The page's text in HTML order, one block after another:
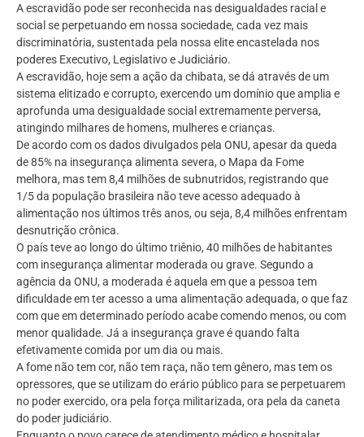
A escravidão pode ser reconhecida nas desigualdades racial e
social se perpetuando em nossa sociedade, cada vez mais
discriminatória, sustentada pela nossa elite encastelada nos
poderes Executivo, Legislativo e Judiciário.
A escravidão, hoje sem a ação da chibata, se dá através de um
sistema elitizado e corrupto, exercendo um domínio que amplia e
aprofunda uma desigualdade social extremamente perversa,
atingindo milhares de homens, mulheres e crianças.
De acordo com os dados divulgados pela ONU, apesar da queda
de 85% na insegurança alimenta severa, o Mapa da Fome
melhora, mas tem 8,4 milhões de subnutridos, registrando que
1/5 da população brasileira não teve acesso adequado à
alimentação nos últimos três anos, ou seja, 8,4 milhões enfrentam
desnutrição crônica.
O país teve ao longo do último triênio, 40 milhões de habitantes
com insegurança alimentar moderada ou grave. Segundo a
agência da ONU, a moderada é aquela em que a pessoa tem
dificuldade em ter acesso a uma alimentação adequada, o que faz
com que em determinado período acabe comendo menos, ou com
menor qualidade. Já a insegurança grave é quando falta
efetivamente comida por um dia ou mais.
A fome não tem cor, não tem raça, não tem gênero, mas tem os
opressores, que se utilizam do erário público para se perpetuarem
no poder exercido, ora pela força militarizada, ora pela da caneta
do poder judiciário.